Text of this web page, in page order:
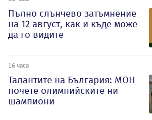
Пълно слънчево затъмнение
на 12 август, как и къде може
да го видите
16 часа
Талантите на България: МОН
почете олимпийските ни
шампиони